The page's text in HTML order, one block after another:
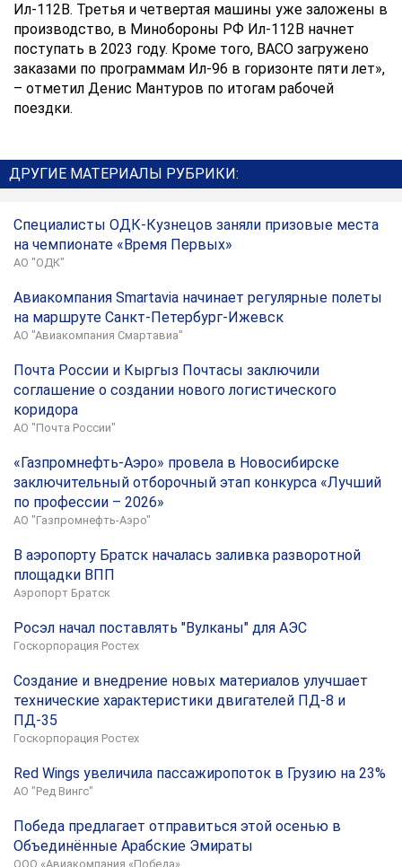
Ил-112В. Третья и четвертая машины уже заложены в
производство, в Минобороны РФ Ил-112В начнет
поступать в 2023 году. Кроме того, ВАСО загружено
заказами по программам Ил-96 в горизонте пяти лет»,
– отметил Денис Мантуров по итогам рабочей
поездки.
ДРУГИЕ МАТЕРИАЛЫ РУБРИКИ:
Специалисты ОДК-Кузнецов заняли призовые места
на чемпионате «Время Первых»
АО "ОДК"
Авиакомпания Smartavia начинает регулярные полеты
на маршруте Санкт-Петербург-Ижевск
АО "Авиакомпания Смартавиа"
Почта России и Кыргыз Почтасы заключили
соглашение о создании нового логистического
коридора
АО "Почта России"
«Газпромнефть-Аэро» провела в Новосибирске
заключительный отборочный этап конкурса «Лучший
по профессии – 2026»
АО "Газпромнефть-Аэро"
В аэропорту Братск началась заливка разворотной
площадки ВПП
Аэропорт Братск
Росэл начал поставлять "Вулканы" для АЭС
Госкорпорация Ростех
Создание и внедрение новых материалов улучшает
технические характеристики двигателей ПД-8 и
ПД-35
Госкорпорация Ростех
Red Wings увеличила пассажиропоток в Грузию на 23%
АО "Ред Вингс"
Победа предлагает отправиться этой осенью в
Объединённые Арабские Эмираты
ООО «Авиакомпания «Победа»